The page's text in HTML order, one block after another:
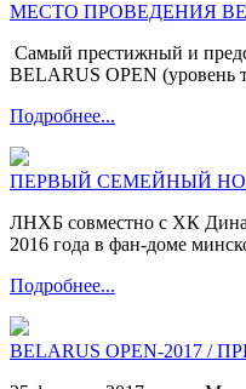
МЕСТО ПРОВЕДЕНИЯ
Самый престижный и
BELARUS OPEN (уровень
Подробнее...
ПЕРВЫЙ СЕМЕЙНЫЙ
ЛНХБ совместно с ХК
2016 года в фан-доме
Подробнее...
BELARUS OPEN-2017 /